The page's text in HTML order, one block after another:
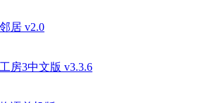
居 v2.0
房3中文版 v3.3.6